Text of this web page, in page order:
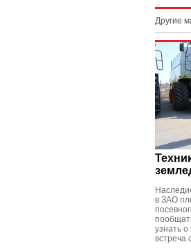
Другие
в ЗАО
узнать о
встреча